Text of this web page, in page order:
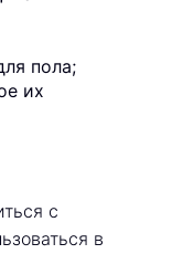
пола;
их
с
в